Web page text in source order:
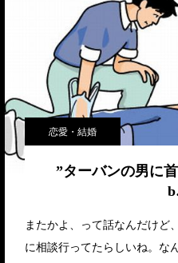
恋愛・結婚
”ターバンの男に
またかよ、って話なんだけど
に相談行ってたらしいね。な